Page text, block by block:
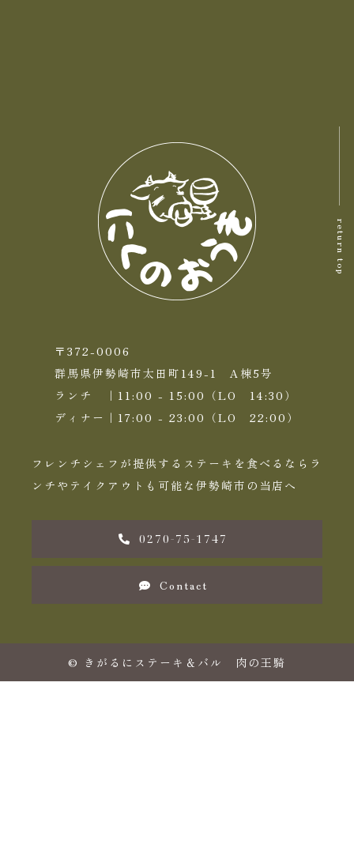
return top
〒372-0006
群馬県伊勢崎市太田町149-1 A棟5号
ランチ ｜11:00 - 15:00（LO 14:30）
ディナー｜17:00 - 23:00（LO 22:00）
フレンチシェフが提供するステーキを食べるならラ
ンチやテイクアウトも可能な伊勢崎市の当店へ
0270-75-1747
Contact
© きがるにステーキ＆バル 肉の王騎